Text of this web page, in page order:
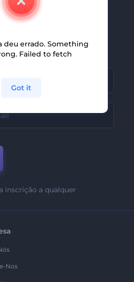
da
a receber
e ofertas
inscrição a qualquer
Nos
deu errado. Something
Failed to fetch
Got it